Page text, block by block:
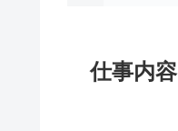
仕事内容